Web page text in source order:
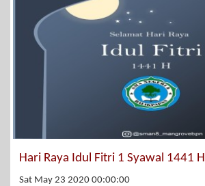
Hari Raya Idul Fitri 1 Syawal 1441 H
Sat May 23 2020 00:00:00